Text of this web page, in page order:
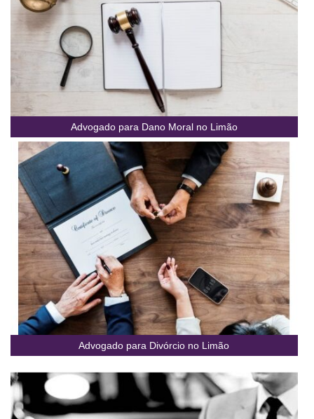
Advogado para Dano Moral no Limão
Advogado para Divórcio no Limão